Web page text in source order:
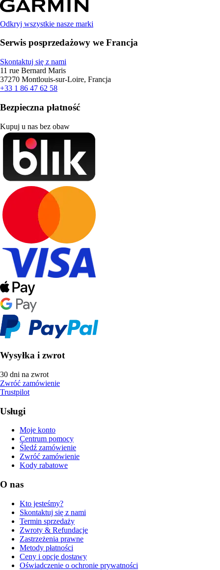
Odkryj wszystkie nasze marki
Serwis posprzedażowy we Francja
Skontaktuj się z nami
11 rue Bernard Maris
37270 Montlouis-sur-Loire, Francja
+33 1 86 47 62 58
Bezpieczna płatność
Kupuj u nas bez obaw
Wysyłka i zwrot
30 dni na zwrot
Zwróć zamówienie
Trustpilot
Usługi
Moje konto
Centrum pomocy
Śledź zamówienie
Zwróć zamówienie
Kody rabatowe
O nas
Kto jesteśmy?
Skontaktuj się z nami
Termin sprzedaży
Zwroty & Refundacje
Zastrzeżenia prawne
Metody płatności
Ceny i opcje dostawy
Oświadczenie o ochronie prywatności